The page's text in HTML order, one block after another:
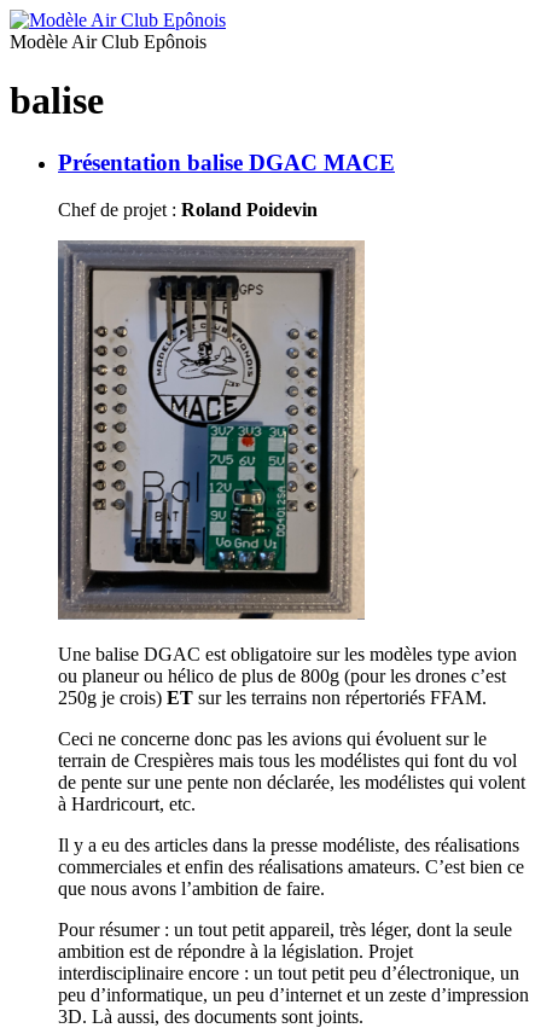
Modèle Air Club Epônois
balise
Présentation balise DGAC MACE
Chef de projet : Roland Poidevin
Une balise DGAC est obligatoire sur les modèles type avion
ou planeur ou hélico de plus de 800g (pour les drones c’est
250g je crois) ET sur les terrains non répertoriés FFAM.
Ceci ne concerne donc pas les avions qui évoluent sur le
terrain de Crespières mais tous les modélistes qui font du vol
de pente sur une pente non déclarée, les modélistes qui volent
à Hardricourt, etc.
Il y a eu des articles dans la presse modéliste, des réalisations
commerciales et enfin des réalisations amateurs. C’est bien ce
que nous avons l’ambition de faire.
Pour résumer : un tout petit appareil, très léger, dont la seule
ambition est de répondre à la législation. Projet
interdisciplinaire encore : un tout petit peu d’électronique, un
peu d’informatique, un peu d’internet et un zeste d’impression
3D. Là aussi, des documents sont joints.